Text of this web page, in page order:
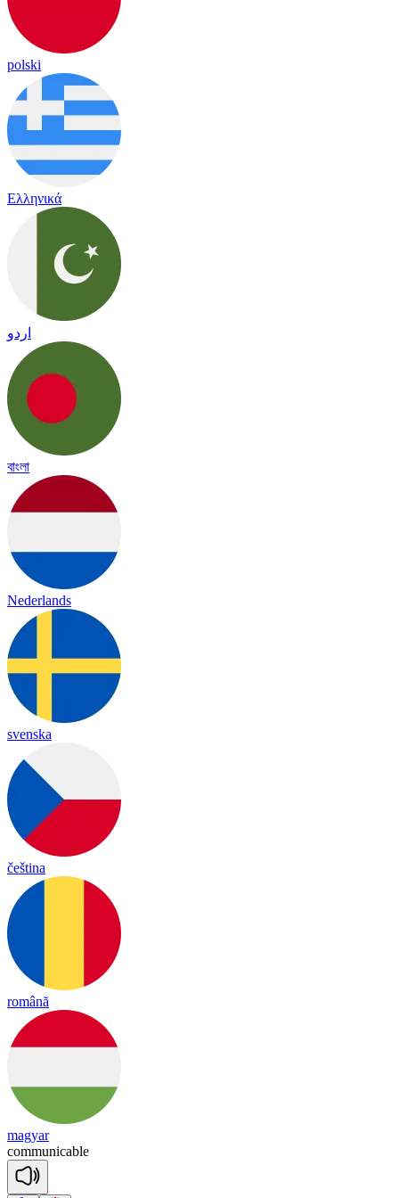
polski
Ελληνικά
اردو
বাংলা
Nederlands
svenska
čeština
română
magyar
communicable